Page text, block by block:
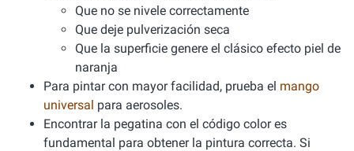
Que no se nivele correctamente
Que deje pulverización seca
Que la superficie genere el clásico efecto piel de
naranja
Para pintar con mayor facilidad, prueba el mango
universal para aerosoles.
Encontrar la pegatina con el código color es
fundamental para obtener la pintura correcta. Si